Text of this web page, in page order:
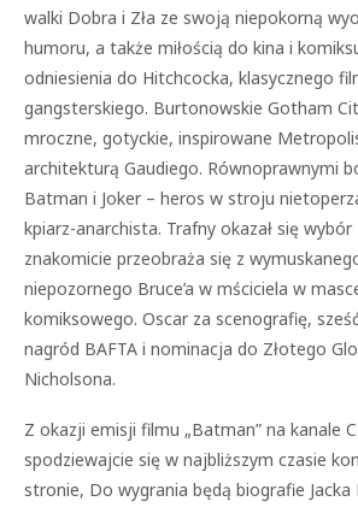
walki Dobra i Zła ze swoją niepokorną
humoru, a także miłością do kina i
odniesienia do Hitchcocka, klasycznego
gangsterskiego. Burtonowskie Gotham
mroczne, gotyckie, inspirowane
architekturą Gaudiego. Równoprawnymi
Batman i Joker – heros w stroju
kpiarz-anarchista. Trafny okazał się
znakomicie przeobraża się z
niepozornego Bruce’a w mściciela w
komiksowego. Oscar za scenografię,
nagród BAFTA i nominacja do Złotego
Nicholsona.
Z okazji emisji filmu „Batman” na kanale
spodziewajcie się w najbliższym czasie
stronie, Do wygrania będą biografie Jacka